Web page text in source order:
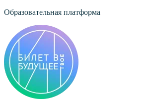
Образовательная платформа